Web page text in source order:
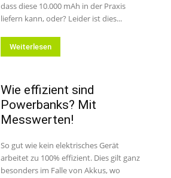
dass diese 10.000 mAh in der Praxis
liefern kann, oder? Leider ist dies...
Weiterlesen
Wie effizient sind
Powerbanks? Mit
Messwerten!
So gut wie kein elektrisches Gerät
arbeitet zu 100% effizient. Dies gilt ganz
besonders im Falle von Akkus, wo